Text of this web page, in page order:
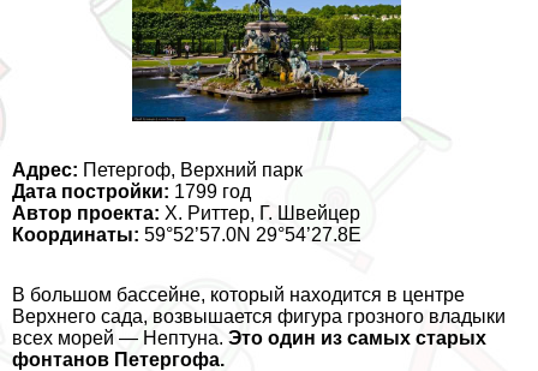
Адрес: Петергоф, Верхний парк
Дата постройки: 1799 год
Автор проекта: X. Риттер, Г. Швейцер
Координаты: 59°52’57.0N 29°54’27.8E
В большом бассейне, который находится в центре
Верхнего сада, возвышается фигура грозного владыки
всех морей — Нептуна. Это один из самых старых
фонтанов Петергофа.